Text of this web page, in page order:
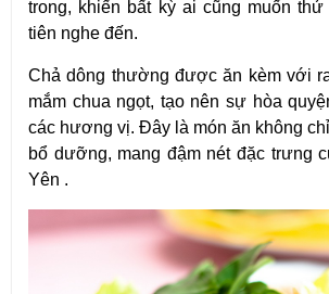
trong, khiến bất kỳ ai cũng muốn
tiên nghe đến.
Chả dông thường được ăn kèm với
mắm chua ngọt, tạo nên sự hòa
các hương vị. Đây là món ăn không
bổ dưỡng, mang đậm nét đặc trưng
Yên .